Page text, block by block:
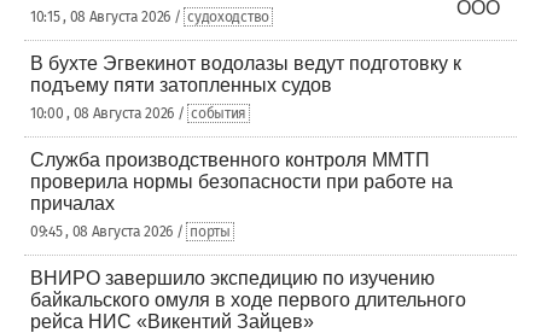
10:15 , 08 Августа 2026 / судоходство
В бухте Эгвекинот водолазы ведут подготовку к
подъему пяти затопленных судов
10:00 , 08 Августа 2026 / события
Служба производственного контроля ММТП
проверила нормы безопасности при работе на
причалах
09:45 , 08 Августа 2026 / порты
ВНИРО завершило экспедицию по изучению
байкальского омуля в ходе первого длительного
рейса НИС «Викентий Зайцев»